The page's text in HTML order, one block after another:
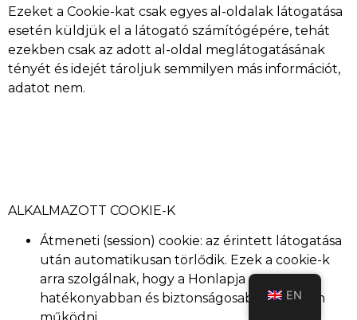
Ezeket a Cookie-kat csak egyes al-oldalak látogatása
esetén küldjük el a látogató számítógépére, tehát
ezekben csak az adott al-oldal meglátogatásának
tényét és idejét tároljuk semmilyen más információt,
adatot nem.
ALKALMAZOTT COOKIE-K
Átmeneti (session) cookie: az érintett látogatása
után automatikusan törlődik. Ezek a cookie-k
arra szolgálnak, hogy a Honlapja
hatékonyabban és biztonságosabban tudjon
EN